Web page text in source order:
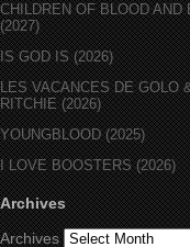
CHILDREN OF BLOOD AND
(2027)
IS GOD IS (2026)
LES VACANCES DE GOLO
RITCHIE (2026)
YOUNGBLOOD (2025)
I LOVE BOOSTERS (2026)
Archives
Archives